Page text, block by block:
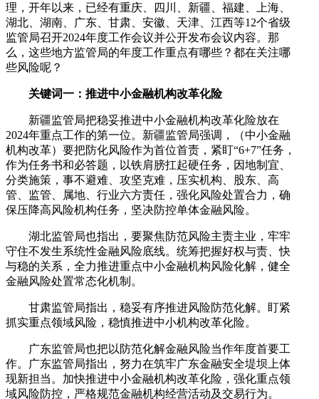
理，开年以来，已经有重庆、四川、新疆、福建、上海、
湖北、湖南、广东、甘肃、安徽、天津、江西等12个省级
监管局召开2024年度工作会议并公开发布会议内容。那
么，这些地方监管局的年度工作重点有哪些？都在关注哪
些风险呢？
关键词一：推进中小金融机构改革化险
新疆监管局把稳妥推进中小金融机构改革化险放在
2024年重点工作的第一位。新疆监管局强调，（中小金融
机构改革）要把防化风险作为首位首责，紧盯“6+7”任务，
作为任务书和必答题，以铁肩膀扛起硬任务，因地制宜、
分类施策，事不避难、攻坚克难，压实机构、股东、高
管、监管、属地、行业六方责任，强化风险处置合力，确
保压降高风险机构任务，坚决防控单体金融风险。
湖北监管局也指出，要聚焦防范风险主责主业，牢牢
守住不发生系统性金融风险底线。统筹把握好权与责、快
与稳的关系，全力推进重点中小金融机构风险化解，健全
金融风险处置常态化机制。
甘肃监管局指出，稳妥有序推进风险防范化解。盯紧
抓实重点领域风险，稳慎推进中小机构改革化险。
广东监管局也把以防范化解金融风险当作年度首要工
作。广东监管局指出，努力在筑牢广东金融安全堤坝上体
现新担当。加快推进中小金融机构改革化险，强化重点领
域风险防控，严格规范金融机构经营活动及交易行为。